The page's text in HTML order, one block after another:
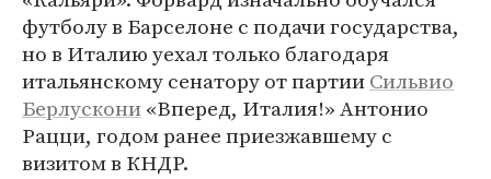
футболу в Барселоне с подачи государства,
но в Италию уехал только благодаря
итальянскому сенатору от партииСильвио
Берлускони«Вперед, Италия!» Антонио
Рацци, годом ранее приезжавшему с
визитом в КНДР.